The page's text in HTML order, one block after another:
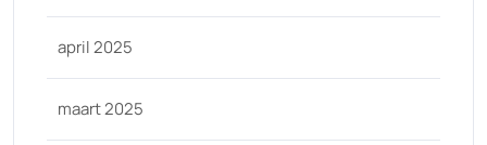
april 2025
maart 2025